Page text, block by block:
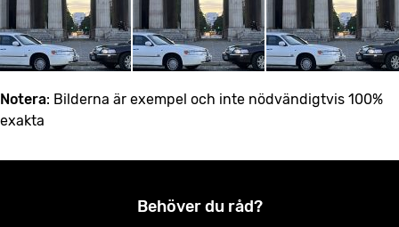
Notera: Bilderna är exempel och inte nödvändigtvis 100%
exakta
Behöver du råd?